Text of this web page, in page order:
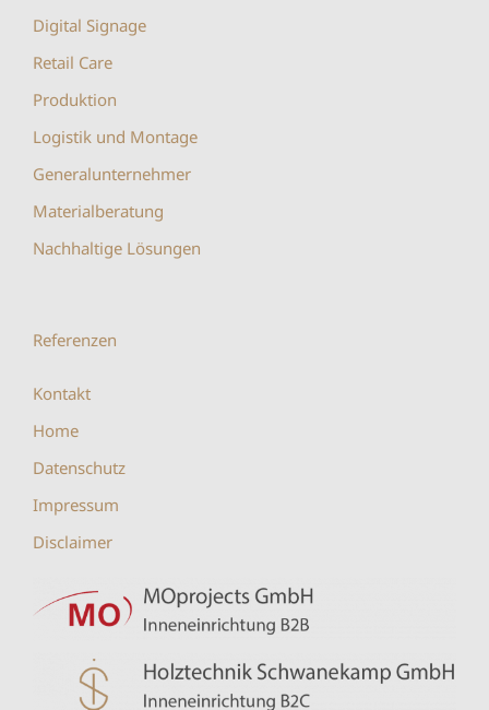
Digital Signage
Retail Care
Produktion
Logistik und Montage
Generalunternehmer
Materialberatung
Nachhaltige Lösungen
Referenzen
Kontakt
Home
Datenschutz
Impressum
Disclaimer